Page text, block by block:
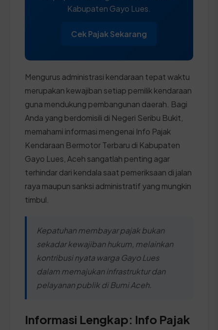
Kabupaten Gayo Lues.
Cek Pajak Sekarang
Mengurus administrasi kendaraan tepat waktu
merupakan kewajiban setiap pemilik kendaraan
guna mendukung pembangunan daerah. Bagi
Anda yang berdomisili di Negeri Seribu Bukit,
memahami informasi mengenai Info Pajak
Kendaraan Bermotor Terbaru di Kabupaten
Gayo Lues, Aceh sangatlah penting agar
terhindar dari kendala saat pemeriksaan di jalan
raya maupun sanksi administratif yang mungkin
timbul.
Kepatuhan membayar pajak bukan
sekadar kewajiban hukum, melainkan
kontribusi nyata warga Gayo Lues
dalam memajukan infrastruktur dan
pelayanan publik di Bumi Aceh.
Informasi Lengkap: Info Pajak